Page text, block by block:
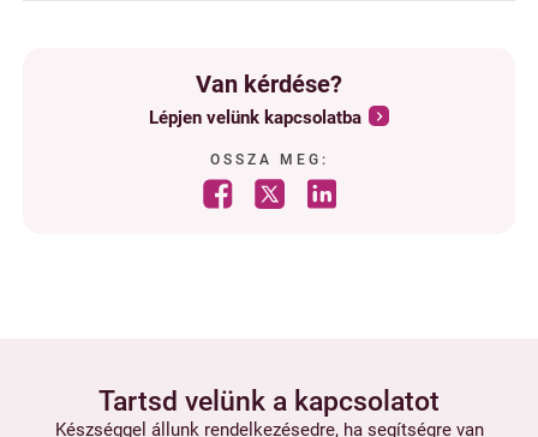
Van kérdése?
Lépjen velünk kapcsolatba
OSSZA MEG:
Tartsd velünk a kapcsolatot
Készséggel állunk rendelkezésedre, ha segítségre van